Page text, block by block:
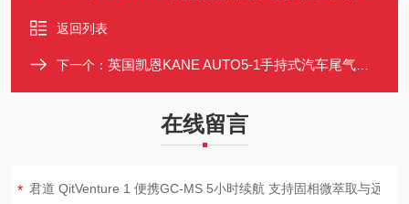
返回列表
下一个： 英国凯恩KANE AUTO5-1手持式汽车尾气分析仪随车监测
在线留言